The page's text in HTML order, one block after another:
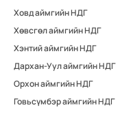
Ховд аймгийн НДГ
Хөвсгөл аймгийн НДГ
Хэнтий аймгийн НДГ
Дархан-Уул аймгийн НДГ
Орхон аймгийн НДГ
Говьсүмбэр аймгийн НДГ